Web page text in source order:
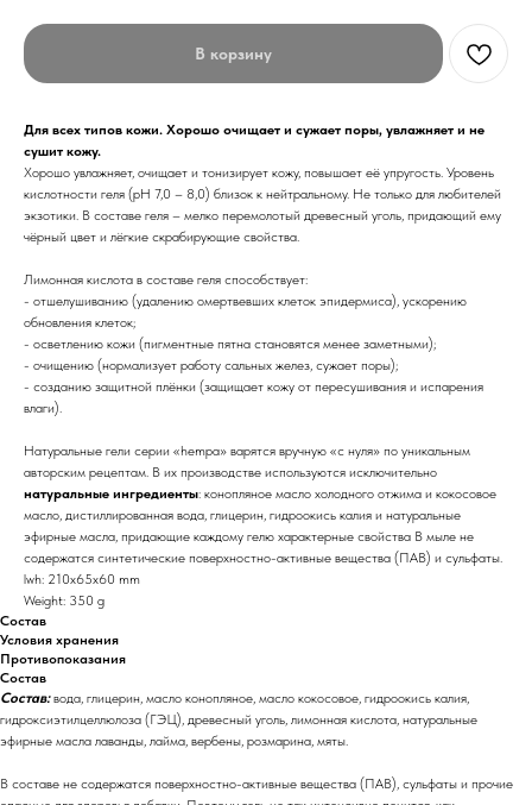
В корзину
Для всех типов кожи. Хорошо очищает и сужает поры, увлажняет и не
сушит кожу.
Хорошо увлажняет, очищает и тонизирует кожу, повышает её упругость. Уровень
кислотности геля (рН 7,0 – 8,0) близок к нейтральному. Не только для любителей
экзотики. В составе геля – мелко перемолотый древесный уголь, придающий ему
чёрный цвет и лёгкие скрабирующие свойства.
Лимонная кислота в составе геля способствует:
- отшелушиванию (удалению омертвевших клеток эпидермиса), ускорению
обновления клеток;
- осветлению кожи (пигментные пятна становятся менее заметными);
- очищению (нормализует работу сальных желез, сужает поры);
- созданию защитной плёнки (защищает кожу от пересушивания и испарения
влаги).
Натуральные гели серии «hempa» варятся вручную «с нуля» по уникальным
авторским рецептам. В их производстве используются исключительно
натуральные ингредиенты: конопляное масло холодного отжима и кокосовое
масло, дистиллированная вода, глицерин, гидроокись калия и натуральные
эфирные масла, придающие каждому гелю характерные свойства В мыле не
содержатся синтетические поверхностно-активные вещества (ПАВ) и сульфаты.
lwh: 210x65x60 mm
Weight: 350 g
Состав
Условия хранения
Противопоказания
Состав
Состав:вода, глицерин, масло конопляное, масло кокосовое, гидроокись калия,
гидроксиэтилцеллюлоза (ГЭЦ), древесный уголь, лимонная кислота, натуральные
эфирные масла лаванды, лайма, вербены, розмарина, мяты.
В составе не содержатся поверхностно-активные вещества (ПАВ), сульфаты и прочие